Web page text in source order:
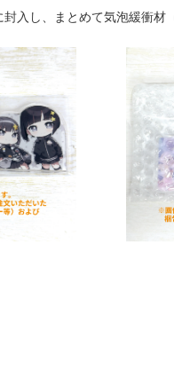
入し、まとめて気泡緩衝材